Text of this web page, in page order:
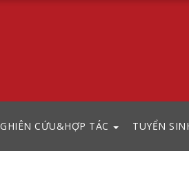
CỨU&HỢP TÁC TUYỂN